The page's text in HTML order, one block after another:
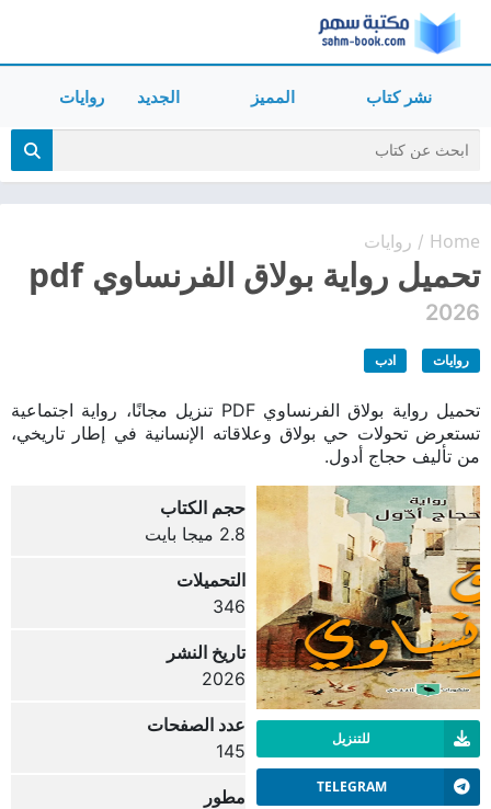
نشر كتاب المميز الجديد روايات
Home
/ روايات
تحميل رواية بولاق الفرنساوي pdf
2026
روايات ادب
تحميل رواية بولاق الفرنساوي PDF تنزيل مجانًا، رواية اجتماعية
تستعرض تحولات حي بولاق وعلاقاته الإنسانية في إطار تاريخي،
من تأليف حجاج أدول.
للتنزيل
TELEGRAM
حجم الكتاب
2.8 ميجا بايت
التحميلات
346
تاريخ النشر
2026
عدد الصفحات
145
مطور